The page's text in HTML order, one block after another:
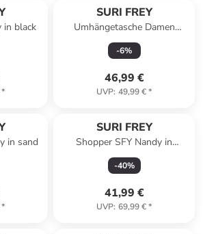
in black
*
SURI FREY
Umhängetasche Damen
Umhängetasche Marry in
black
-6%
46,99 €
UVP: 49,99 €*
in sand
*
SURI FREY
Shopper SFY Nandy in
lightrose 646
-40%
41,99 €
UVP: 69,99 €*